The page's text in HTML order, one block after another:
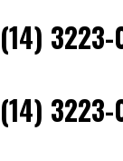
(14) 3223-
(14) 3223-